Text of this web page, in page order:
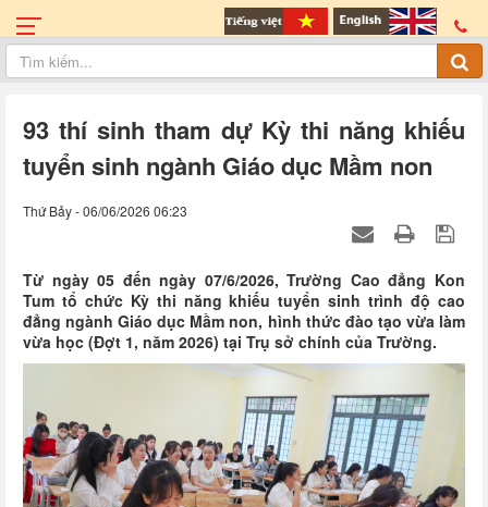
93 thí sinh tham dự Kỳ thi năng khiếu
tuyển sinh ngành Giáo dục Mầm non
Thứ Bảy - 06/06/2026 06:23
Từ ngày 05 đến ngày 07/6/2026, Trường Cao đẳng Kon
Tum tổ chức Kỳ thi năng khiếu tuyển sinh trình độ cao
đẳng ngành Giáo dục Mầm non, hình thức đào tạo vừa làm
vừa học (Đợt 1, năm 2026) tại Trụ sở chính của Trường.